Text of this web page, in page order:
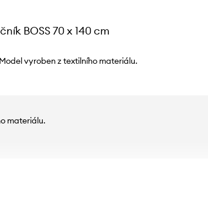
BOSS 70 x 140 cm
vyroben z textilního materiálu.
materiálu.